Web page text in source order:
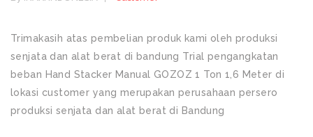
Trimakasih atas pembelian produk kami oleh produksi
senjata dan alat berat di bandung Trial pengangkatan
beban Hand Stacker Manual GOZOZ 1 Ton 1,6 Meter di
lokasi customer yang merupakan perusahaan persero
produksi senjata dan alat berat di Bandung